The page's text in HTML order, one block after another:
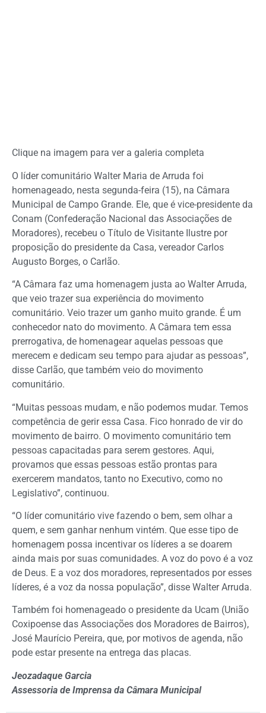
Clique na imagem para ver a galeria completa
O líder comunitário Walter Maria de Arruda foi
homenageado, nesta segunda-feira (15), na Câmara
Municipal de Campo Grande. Ele, que é vice-presidente da
Conam (Confederação Nacional das Associações de
Moradores), recebeu o Título de Visitante Ilustre por
proposição do presidente da Casa, vereador Carlos
Augusto Borges, o Carlão.
“A Câmara faz uma homenagem justa ao Walter Arruda,
que veio trazer sua experiência do movimento
comunitário. Veio trazer um ganho muito grande. É um
conhecedor nato do movimento. A Câmara tem essa
prerrogativa, de homenagear aquelas pessoas que
merecem e dedicam seu tempo para ajudar as pessoas”,
disse Carlão, que também veio do movimento
comunitário.
“Muitas pessoas mudam, e não podemos mudar. Temos
competência de gerir essa Casa. Fico honrado de vir do
movimento de bairro. O movimento comunitário tem
pessoas capacitadas para serem gestores. Aqui,
provamos que essas pessoas estão prontas para
exercerem mandatos, tanto no Executivo, como no
Legislativo”, continuou.
“O líder comunitário vive fazendo o bem, sem olhar a
quem, e sem ganhar nenhum vintém. Que esse tipo de
homenagem possa incentivar os líderes a se doarem
ainda mais por suas comunidades. A voz do povo é a voz
de Deus. E a voz dos moradores, representados por esses
líderes, é a voz da nossa população”, disse Walter Arruda.
Também foi homenageado o presidente da Ucam (União
Coxipoense das Associações dos Moradores de Bairros),
José Maurício Pereira, que, por motivos de agenda, não
pode estar presente na entrega das placas.
Jeozadaque Garcia
Assessoria de Imprensa da Câmara Municipal